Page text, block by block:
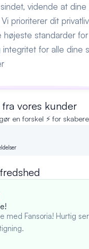
vidende at dine
prioriterer dit
højeste standarder for
for alle dine
fra vores kunder
en forskel ⚡ for
med Fansoria! Hurtig